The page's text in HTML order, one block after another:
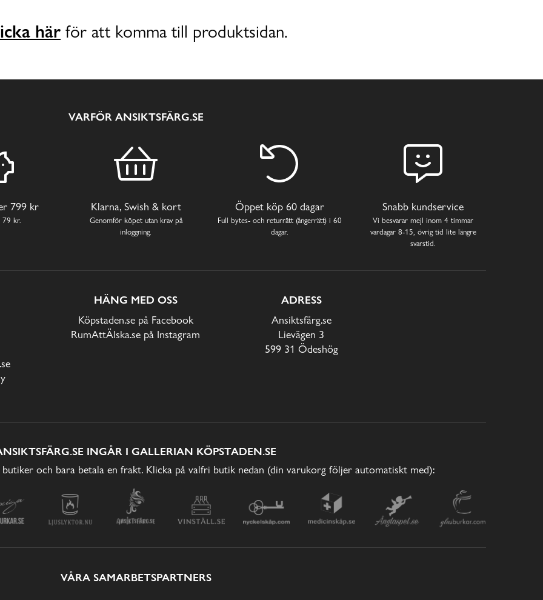
här för att komma till produktsidan.
VARFÖR ANSIKTSFÄRG.SE
799 kr
79 kr.
Klarna, Swish & kort
Genomför köpet utan krav på
inloggning.
Öppet köp 60 dagar
Full bytes- och returrätt (ångerrätt) i 60
dagar.
Snabb kundservice
Vi besvarar mejl inom 4 timmar
vardagar 8-15, övrig tid lite längre
svarstid.
HÄNG MED OSS
Köpstaden.se på Facebook
RumAttÄlska.se på Instagram
ADRESS
Ansiktsfärg.se
Lievägen 3
599 31 Ödeshög
INGÅR I GALLERIAN KÖPSTADEN.SE
och bara betala en frakt. Klicka på valfri butik nedan (din varukorg följer automatiskt med):
VÅRA SAMARBETSPARTNERS